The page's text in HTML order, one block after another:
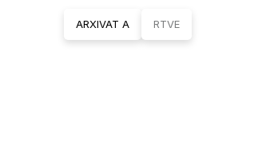
ARXIVAT A RTVE